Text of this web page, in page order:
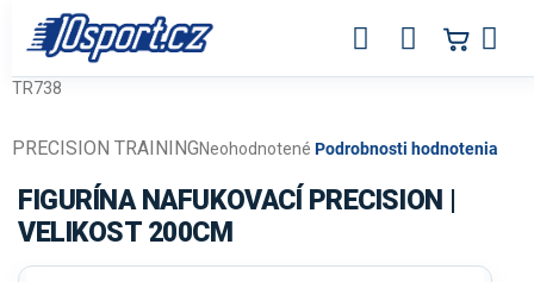
obsah
TR738
Priemerné
produktu
je
0,0
Neohodnotené Podrobnosti hodnotenia
PRECISION TRAINING
FIGURÍNA NAFUKOVACÍ PRECISION |
VELIKOST 200CM